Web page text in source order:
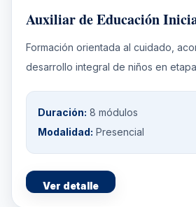
Auxiliar de Educación
Formación orientada al cuidado,
desarrollo integral de niños en
Duración: 8 módulos
Modalidad: Presencial
Ver detalle